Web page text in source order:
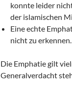
konnte leider
der islamischen
Eine echte
nicht zu erkennen.
Die Emphatie gilt
Generalverdacht